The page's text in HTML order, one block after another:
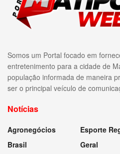
Somos um Portal focado em
entretenimento para a cidade de
população informada de maneira
ser o principal veículo de
Notícias
Agronegócios
Brasil
Esporte
Geral